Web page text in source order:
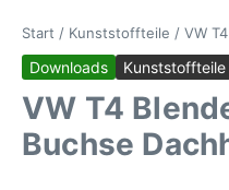
Start / Kunststoffteile / VW
Downloads Kunststoffteile
VW T4
Buchse